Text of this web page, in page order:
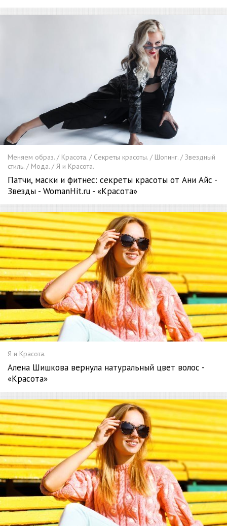
Меняем образ. / Красота. / Секреты красоты. / Шопинг. / Звездный
стиль. / Мода. / Я и Красота.
Патчи, маски и фитнес: секреты красоты от Ани Айс -
Звезды - WomanHit.ru - «Красота»
Я и Красота.
Алена Шишкова вернула натуральный цвет волос -
«Красота»